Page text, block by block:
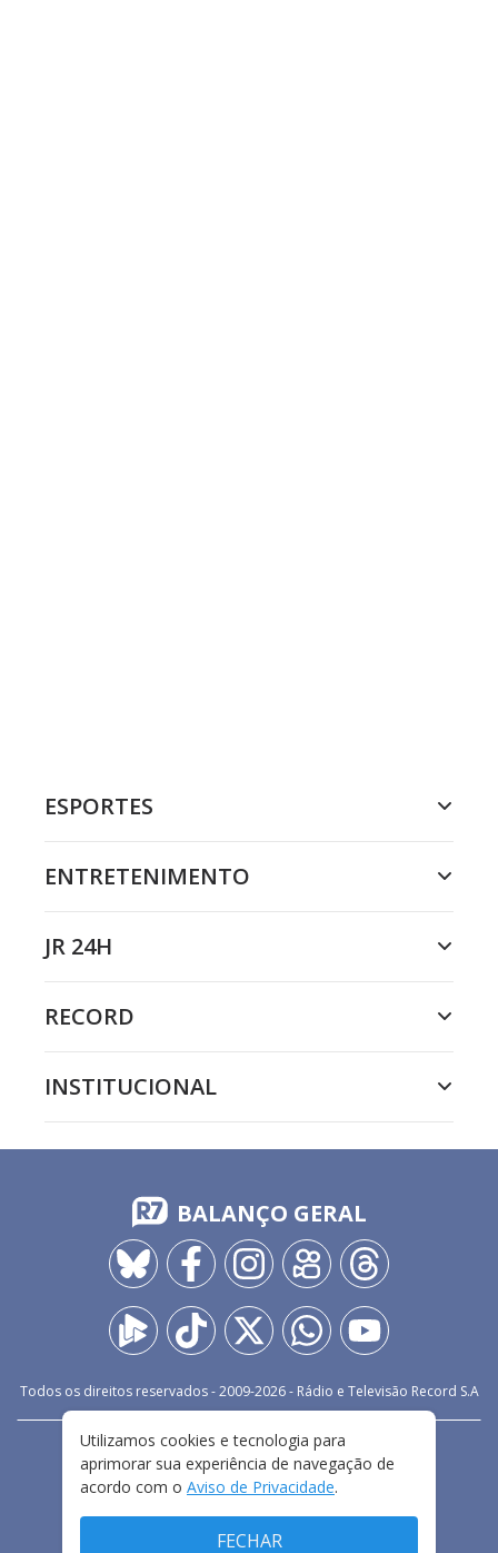
ESPORTES
ENTRETENIMENTO
JR 24H
RECORD
INSTITUCIONAL
BALANÇO GERAL
Todos os direitos reservados - 2009-2026- Rádio e Televisão Record S.A
FALE CONOSCO
PRIVACIDADE
TERMOS E CONDIÇÕES DE USO
Utilizamos cookies e tecnologia para
aprimorar sua experiência de navegação de
acordo com o Aviso de Privacidade.
FECHAR